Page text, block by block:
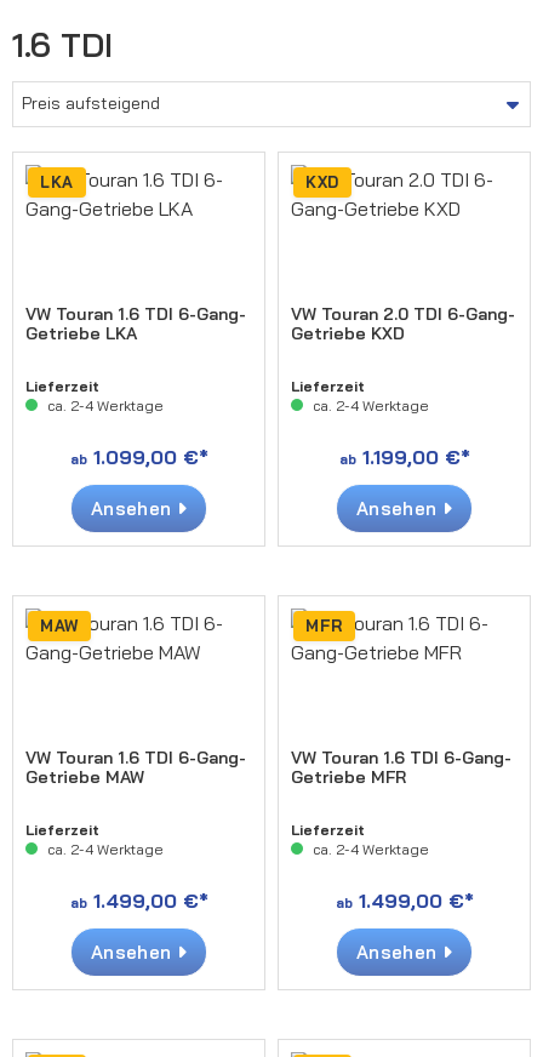
1.6 TDI
LKA
VW Touran 1.6 TDI 6-Gang-
Getriebe LKA
Lieferzeit
ca. 2-4 Werktage
ab1.099,00 €*
Ansehen
KXD
VW Touran 2.0 TDI 6-Gang-
Getriebe KXD
Lieferzeit
ca. 2-4 Werktage
ab1.199,00 €*
Ansehen
MAW
VW Touran 1.6 TDI 6-Gang-
Getriebe MAW
Lieferzeit
ca. 2-4 Werktage
ab1.499,00 €*
Ansehen
MFR
VW Touran 1.6 TDI 6-Gang-
Getriebe MFR
Lieferzeit
ca. 2-4 Werktage
ab1.499,00 €*
Ansehen